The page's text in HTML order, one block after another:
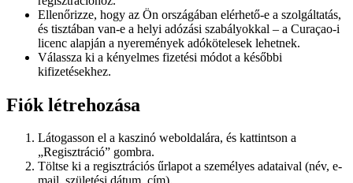
Ellenőrizze, hogy az Ön országában elérhető-e a szolgáltatás,
és tisztában van-e a helyi adózási szabályokkal – a Curaçao-i
licenc alapján a nyeremények adókötelesek lehetnek.
Válassza ki a kényelmes fizetési módot a későbbi
kifizetésekhez.
Fiók létrehozása
Látogasson el a kaszinó weboldalára, és kattintson a
„Regisztráció” gombra.
Töltse ki a regisztrációs űrlapot a személyes adataival (név, e-